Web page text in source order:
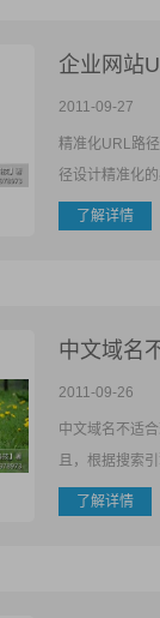
企业网站
2011-09-27
精准化URL路
径设计精准化
了解详情
中文域名
2011-09-26
中文域名不适
且，根据搜索
了解详情